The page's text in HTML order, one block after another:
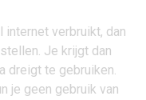
verbruikt, dan
Je krijgt dan
dreigt te gebruiken.
je geen gebruik van